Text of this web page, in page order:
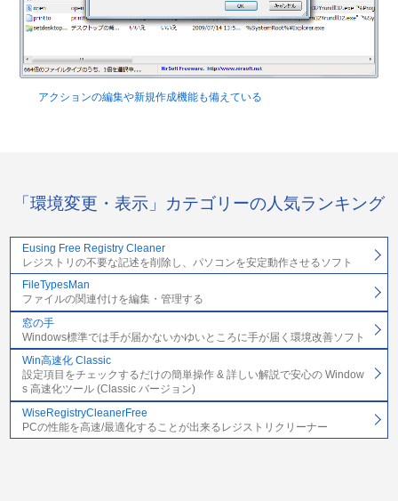
アクションの編集や新規作成機能も備えている
「環境変更・表示」カテゴリーの人気ランキング
Eusing Free Registry Cleaner
レジストリの不要な記述を削除し、パソコンを安定動作させるソフト
FileTypesMan
ファイルの関連付けを編集・管理する
窓の手
Windows標準では手が届かないかゆいところに手が届く環境改善ソフト
Win高速化 Classic
設定項目をチェックするだけの簡単操作 & 詳しい解説で安心の Window
s 高速化ツール (Classic バージョン)
WiseRegistryCleanerFree
PCの性能を高速/最適化することが出来るレジストリクリーナー